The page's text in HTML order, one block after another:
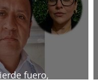
fuero,